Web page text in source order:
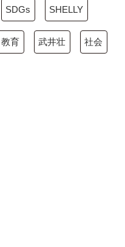
SDGs SHELLY
教育 武井壮 社会